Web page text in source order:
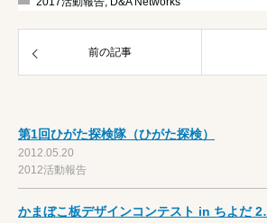
前の記事
第1回ひがた探検隊（ひがた探検）
2012.05.20
2012活動報告
かまぼこ板デザインコンテスト in ちよだ